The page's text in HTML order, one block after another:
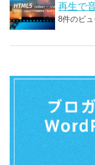
再生で
8件のビュ